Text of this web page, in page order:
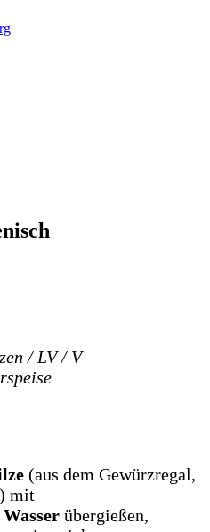
/ LV / V
(aus dem Gewürzregal,
mit
übergießen,